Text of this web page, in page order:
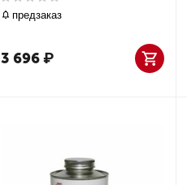
предзаказ
3 696₽